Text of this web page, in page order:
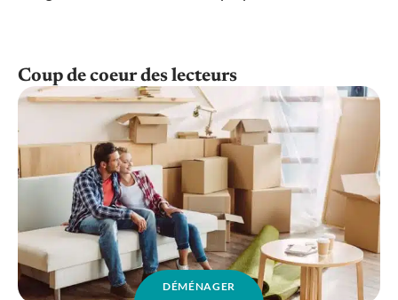
Coup de coeur des lecteurs
DÉMÉNAGER